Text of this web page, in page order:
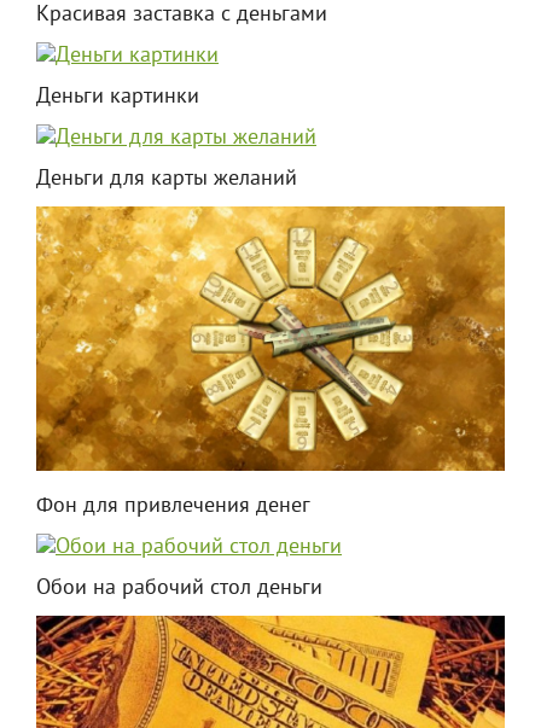
Красивая заставка с деньгами
Деньги картинки
Деньги для карты желаний
Фон для привлечения денег
Обои на рабочий стол деньги